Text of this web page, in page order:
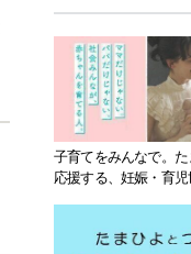
子育てをみんなで。
応援する、妊娠・育